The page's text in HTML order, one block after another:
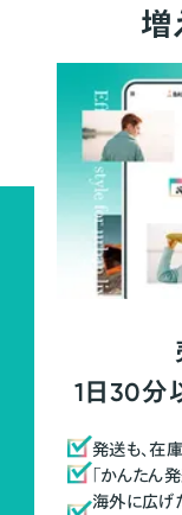
増
1日30分
発送も、在
「かんたん
海外に広げ